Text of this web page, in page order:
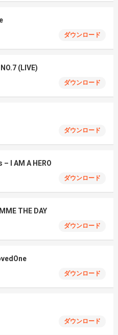
ダウンロード
(LIVE)
ダウンロード
ダウンロード
I AM A HERO
ダウンロード
THE DAY
ダウンロード
ダウンロード
ダウンロード